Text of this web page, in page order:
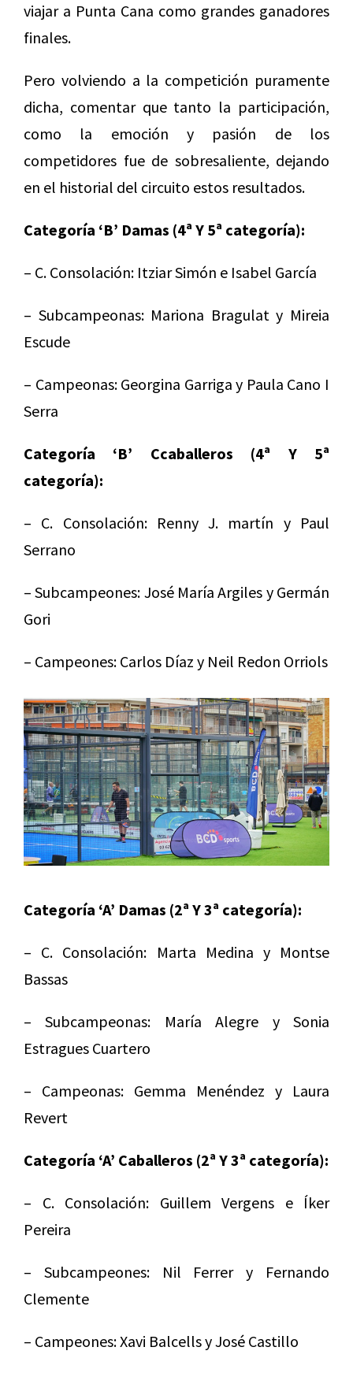
viajar a Punta Cana como grandes ganadores
finales.
Pero volviendo a la competición puramente
dicha, comentar que tanto la participación,
como la emoción y pasión de los
competidores fue de sobresaliente, dejando
en el historial del circuito estos resultados.
Categoría ‘B’ Damas (4ª Y 5ª categoría):
– C. Consolación: Itziar Simón e Isabel García
– Subcampeonas: Mariona Bragulat y Mireia
Escude
– Campeonas: Georgina Garriga y Paula Cano I
Serra
Categoría ‘B’ Ccaballeros (4ª Y 5ª
categoría):
– C. Consolación: Renny J. martín y Paul
Serrano
– Subcampeones: José María Argiles y Germán
Gori
– Campeones: Carlos Díaz y Neil Redon Orriols
Categoría ‘A’ Damas (2ª Y 3ª categoría):
– C. Consolación: Marta Medina y Montse
Bassas
– Subcampeonas: María Alegre y Sonia
Estragues Cuartero
– Campeonas: Gemma Menéndez y Laura
Revert
Categoría ‘A’ Caballeros (2ª Y 3ª categoría):
– C. Consolación: Guillem Vergens e Íker
Pereira
– Subcampeones: Nil Ferrer y Fernando
Clemente
– Campeones: Xavi Balcells y José Castillo